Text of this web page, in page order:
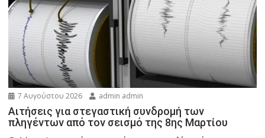
7 Αυγούστου 2026 admin admin
Αιτήσεις για στεγαστική συνδρομή των
πληγέντων από τον σεισμό της 8ης Μαρτίου